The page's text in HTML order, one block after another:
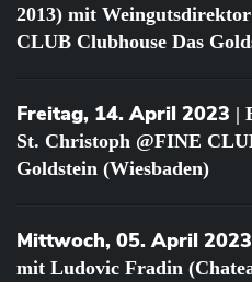
2013) mit
CLUB Clubhouse Das
Freitag, 14. April 2023 |
St. Christoph @FINE
Goldstein (Wiesbaden)
Mittwoch, 05. April 2023
mit Ludovic Fradin